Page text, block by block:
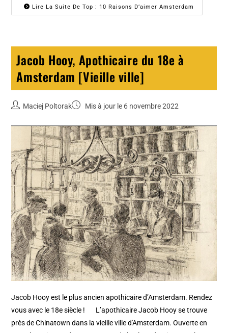
Lire La Suite De Top : 10 Raisons D’aimer Amsterdam
Jacob Hooy, Apothicaire du 18e à
Amsterdam [Vieille ville]
Maciej Poltorak Mis à jour le 6 novembre 2022
Jacob Hooy est le plus ancien apothicaire d’Amsterdam. Rendez
vous avec le 18e siècle ! L’apothicaire Jacob Hooy se trouve
près de Chinatown dans la vieille ville d'Amsterdam. Ouverte en